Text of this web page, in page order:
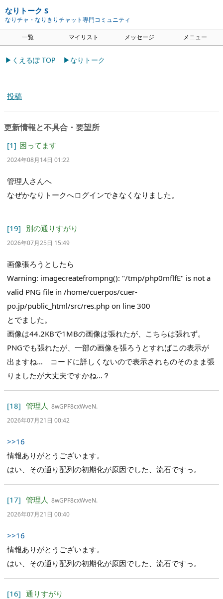
なりトーク S
なりチャ・なりきりチャット専門コミュニティ
一覧 マイリスト メッセージ メニュー
▶くえるぽ TOP ▶なりトーク
投稿
更新情報と不具合・要望所
[1] 困ってます
2024年08月14日 01:22
管理人さんへ
なぜかなりトークへログインできなくなりました。
[19] 別の通りすがり
2026年07月25日 15:49
画像張ろうとしたら
Warning: imagecreatefrompng(): "/tmp/php0mflfE" is not a
valid PNG file in /home/cuerpos/cuer-
po.jp/public_html/src/res.php on line 300
とでました。
画像は44.2KBで1MBの画像は張れたが、こちらは張れず。
PNGでも張れたが、一部の画像を張ろうとすればこの表示が
出ますね… コードに詳しくないので表示されものそのまま張
りましたが大丈夫ですかね…？
[18] 管理人 8wGPF8cxWveN.
2026年07月21日 00:42
>>16
情報ありがとうございます。
はい、その通り配列の初期化が原因でした、流石ですっ。
[17] 管理人 8wGPF8cxWveN.
2026年07月21日 00:40
>>16
情報ありがとうございます。
はい、その通り配列の初期化が原因でした、流石ですっ。
[16] 通りすがり